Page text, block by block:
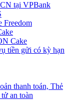
tại VPBank
Freedom
Cake
tiền gửi có kỳ hạn
thanh toán, Thẻ
an toàn